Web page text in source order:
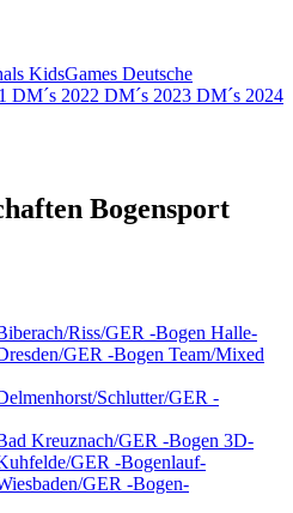
KidsGames Deutsche
DM´s 2022 DM´s 2023 DM´s 2024
Bogensport
Riss/GER -Bogen Halle-
GER -Bogen Team/Mixed
Schlutter/GER -
Kreuznach/GER -Bogen 3D-
GER -Bogenlauf-
GER -Bogen-